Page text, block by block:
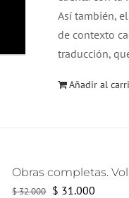
Así también,
de contexto
traducción,
Añadir al
$32.000 El
$ 31.000